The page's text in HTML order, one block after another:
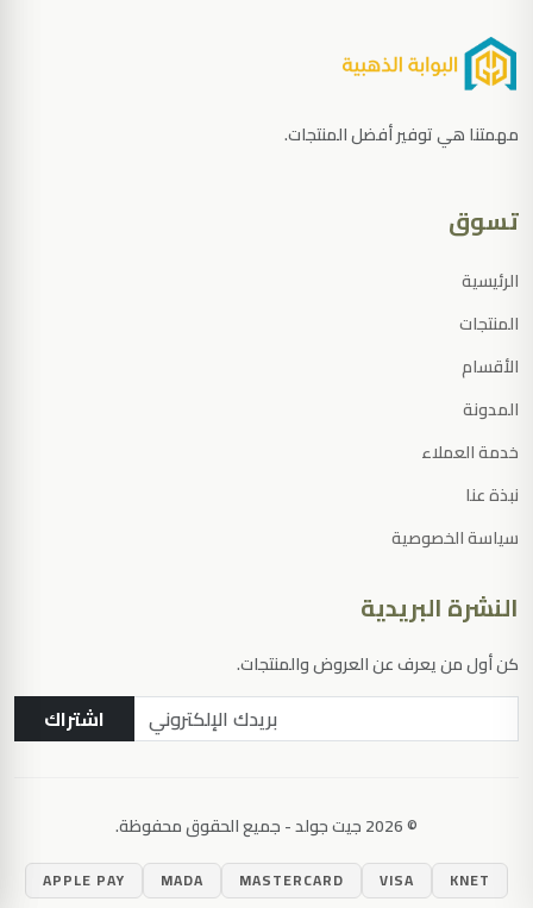
مهمتنا هي توفير أفضل المنتجات.
تسوق
الرئيسية
المنتجات
الأقسام
المدونة
خدمة العملاء
نبذة عنا
سياسة الخصوصية
النشرة البريدية
كن أول من يعرف عن العروض والمنتجات.
اشتراك
© 2026 جيت جولد - جميع الحقوق محفوظة.
KNET
VISA
MASTERCARD
MADA
APPLE PAY اضغط Enter للبحث